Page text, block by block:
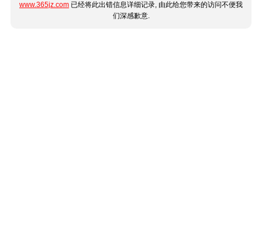
www.365jz.com 已经将此出错信息详细记录, 由此给您带来的访问不便我
们深感歉意.